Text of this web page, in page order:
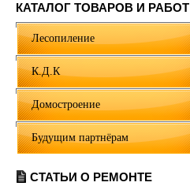
КАТАЛОГ ТОВАРОВ И РАБОТ
Лесопиление
К.Д.К
Домостроение
Будущим партнёрам
СТАТЬИ О РЕМОНТЕ